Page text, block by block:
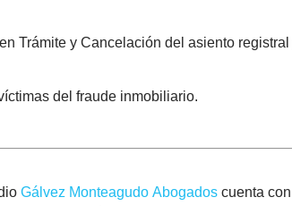
Trámite y Cancelación del asiento
del fraude inmobiliario.
Gálvez Monteagudo Abogados cuenta